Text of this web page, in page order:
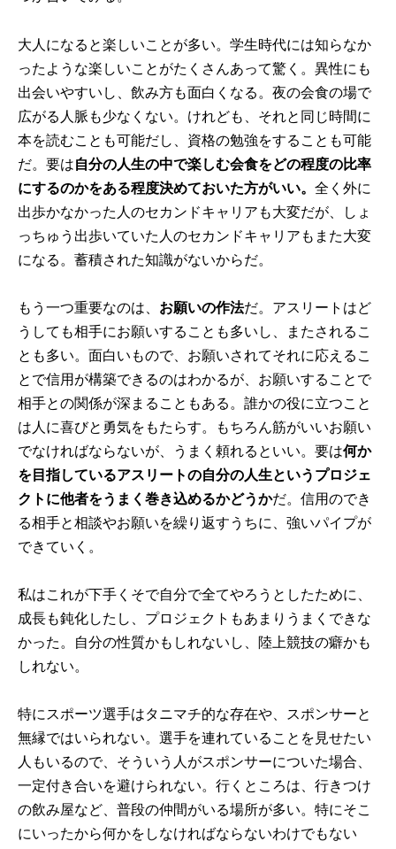
大人になると楽しいことが多い。学生時代には知らなか
ったような楽しいことがたくさんあって驚く。異性にも
出会いやすいし、飲み方も面白くなる。夜の会食の場で
広がる人脈も少なくない。けれども、それと同じ時間に
本を読むことも可能だし、資格の勉強をすることも可能
だ。要は自分の人生の中で楽しむ会食をどの程度の比率
にするのかをある程度決めておいた方がいい。全く外に
出歩かなかった人のセカンドキャリアも大変だが、しょ
っちゅう出歩いていた人のセカンドキャリアもまた大変
になる。蓄積された知識がないからだ。
もう一つ重要なのは、 お願いの作法だ。アスリートはど
うしても相手にお願いすることも多いし、またされるこ
とも多い。面白いもので、お願いされてそれに応えるこ
とで信用が構築できるのはわかるが、お願いすることで
相手との関係が深まることもある。誰かの役に立つこと
は人に喜びと勇気をもたらす。もちろん筋がいいお願い
でなければならないが、うまく頼れるといい。要は何か
を目指しているアスリートの自分の人生というプロジェ
クトに他者をうまく巻き込めるかどうかだ。信用のでき
る相手と相談やお願いを繰り返すうちに、強いパイプが
できていく。
私はこれが下手くそで自分で全てやろうとしたために、
成長も鈍化したし、プロジェクトもあまりうまくできな
かった。自分の性質かもしれないし、陸上競技の癖かも
しれない。
特にスポーツ選手はタニマチ的な存在や、スポンサーと
無縁ではいられない。選手を連れていることを見せたい
人もいるので、そういう人がスポンサーについた場合、
一定付き合いを避けられない。行くところは、行きつけ
の飲み屋など、普段の仲間がいる場所が多い。特にそこ
にいったから何かをしなければならないわけでもない